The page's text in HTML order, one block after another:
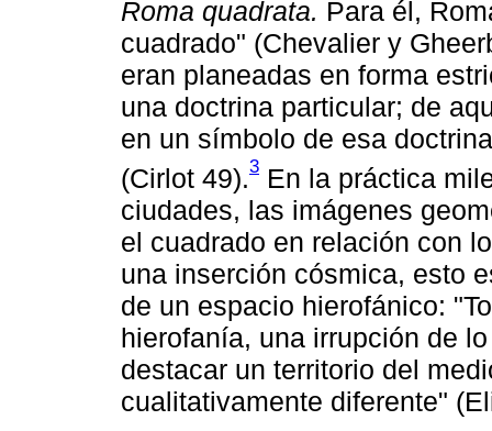
Roma quadrata. Para él,
cuadrado" (Chevalier y
eran planeadas en forma
una doctrina particular; de
en un símbolo de esa
(Cirlot 49).3 En la práctica
ciudades, las imágenes
el cuadrado en relación con
una inserción cósmica, esto
de un espacio hierofánico:
hierofanía, una irrupción de
destacar un territorio del
cualitativamente diferente"